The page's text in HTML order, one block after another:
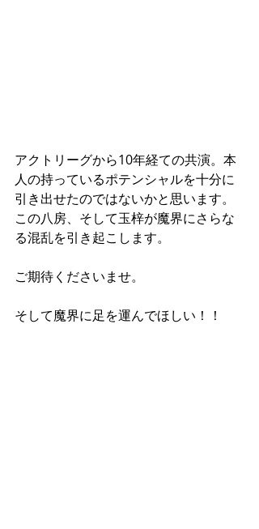
アクトリーグから10年経ての共演。本
人の持っているポテンシャルを十分に
引き出せたのではないかと思います。
この八房、そして玉梓が魔界にさらな
る混乱を引き起こします。
ご期待くださいませ。
そして魔界に足を運んでほしい！！